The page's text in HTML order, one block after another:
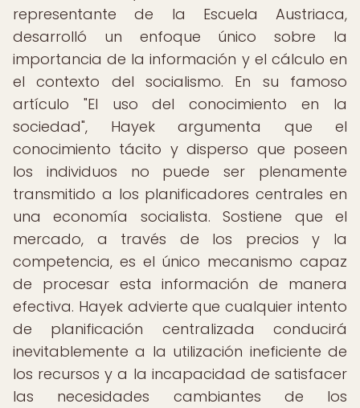
representante de la Escuela Austriaca,
desarrolló un enfoque único sobre la
importancia de la información y el cálculo en
el contexto del socialismo. En su famoso
artículo "El uso del conocimiento en la
sociedad", Hayek argumenta que el
conocimiento tácito y disperso que poseen
los individuos no puede ser plenamente
transmitido a los planificadores centrales en
una economía socialista. Sostiene que el
mercado, a través de los precios y la
competencia, es el único mecanismo capaz
de procesar esta información de manera
efectiva. Hayek advierte que cualquier intento
de planificación centralizada conducirá
inevitablemente a la utilización ineficiente de
los recursos y a la incapacidad de satisfacer
las necesidades cambiantes de los